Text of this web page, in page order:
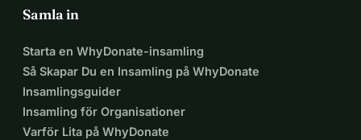
Samla in
Starta en WhyDonate-insamling
Så Skapar Du en Insamling på WhyDonate
Insamlingsguider
Insamling för Organisationer
Varför Lita på WhyDonate